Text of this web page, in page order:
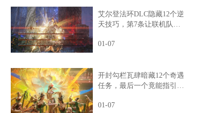
艾尔登法环DLC隐藏12个逆
天技巧，第7条让联机队友
01-07
开封勾栏瓦肆暗藏12个奇遇
任务，最后一个竟能指引人
01-07